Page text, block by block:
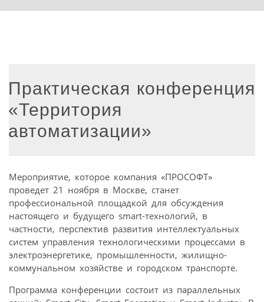
Практическая конференция
«Территория
автоматизации»
Мероприятие, которое компания «ПРОСОФТ»
проведет 21 ноября в Москве, станет
профессиональной площадкой для обсуждения
настоящего и будущего smart-технологий, в
частности, перспектив развития интеллектуальных
систем управления технологическими процессами в
электроэнергетике, промышленности, жилищно-
коммунальном хозяйстве и городском транспорте.
Программа конференции состоит из параллельных